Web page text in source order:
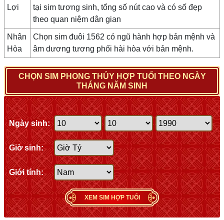
Lợi
tại sim tương sinh, tổng số nút cao và có số đẹp
theo quan niệm dân gian
Nhân
Hòa
Chọn sim đuôi 1562 có ngũ hành hợp bản mệnh và
âm dương tương phối hài hòa với bản mệnh.
CHỌN SIM PHONG THỦY HỢP TUỔI THEO NGÀY
THÁNG NĂM SINH
Ngày sinh:
Giờ sinh:
Giới tính:
XEM SIM HỢP TUỔI